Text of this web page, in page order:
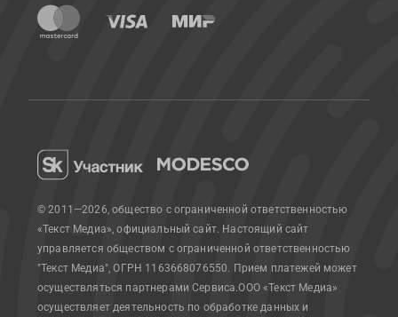
© 2011—2026, общество с ограниченной ответственностью
«Текст Медиа», официальный сайт. Настоящий сайт
управляется обществом с ограниченной ответственностью
"Текст Медиа", ОГРН 1163668076550. Прием платежей может
осуществляться партнерами Сервиса.ООО «Текст Медиа»
осуществляет деятельность по обработке данных и